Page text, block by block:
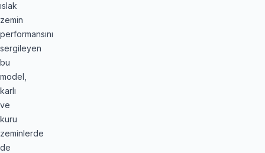
ıslak
zemin
performansını
sergileyen
bu
model,
karlı
ve
kuru
zeminlerde
de